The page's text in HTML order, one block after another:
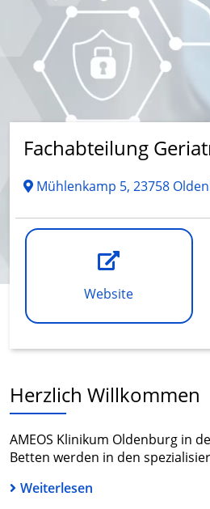
Fachabteilung
Mühlenkamp 5, 23758
Website
Herzlich Willkommen
AMEOS Klinikum Oldenburg in
Betten werden in den
Weiterlesen